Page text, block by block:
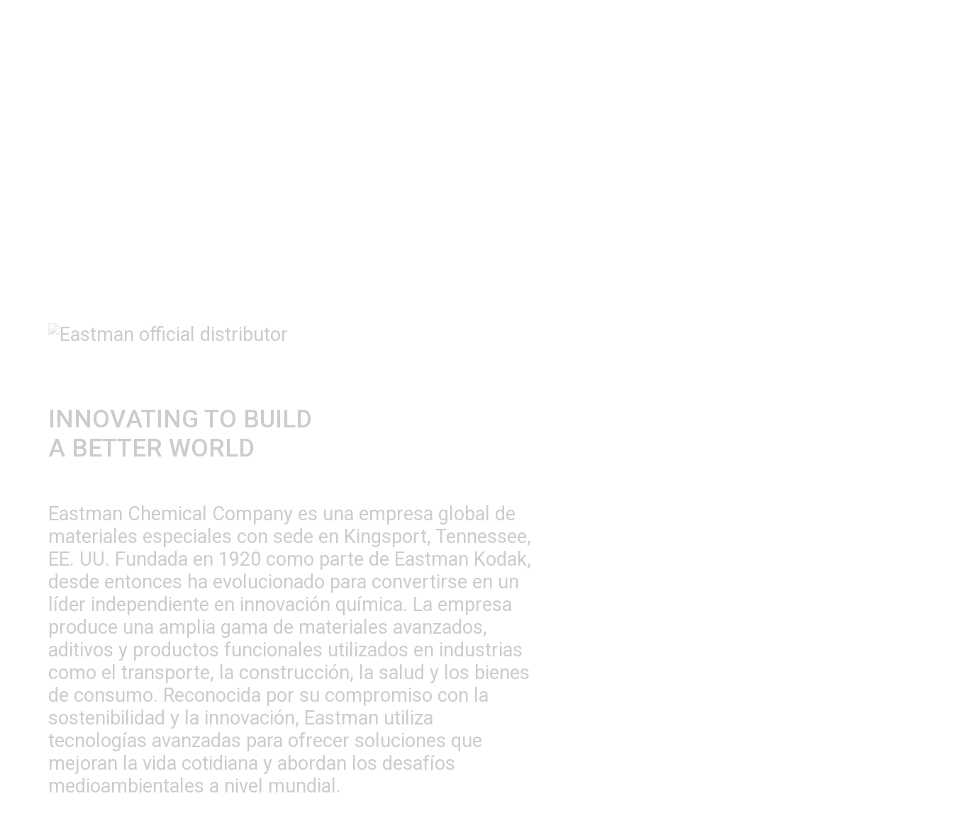
INNOVATING TO BUILD
A BETTER WORLD
Eastman Chemical Company es una empresa global de
materiales especiales con sede en Kingsport, Tennessee,
EE. UU. Fundada en 1920 como parte de Eastman Kodak,
desde entonces ha evolucionado para convertirse en un
líder independiente en innovación química. La empresa
produce una amplia gama de materiales avanzados,
aditivos y productos funcionales utilizados en industrias
como el transporte, la construcción, la salud y los bienes
de consumo. Reconocida por su compromiso con la
sostenibilidad y la innovación, Eastman utiliza
tecnologías avanzadas para ofrecer soluciones que
mejoran la vida cotidiana y abordan los desafíos
medioambientales a nivel mundial.